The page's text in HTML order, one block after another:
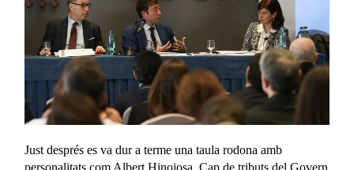
Just després es va dur a terme una taula rodona amb
personalitats com Albert Hinojosa, Cap de tributs del Govern